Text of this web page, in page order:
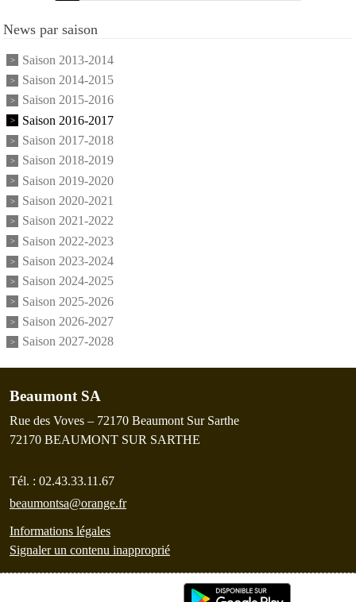
News par saison
Saison 2013-2014
Saison 2014-2015
Saison 2015-2016
Saison 2016-2017
Saison 2017-2018
Saison 2018-2019
Saison 2019-2020
Saison 2020-2021
Saison 2021-2022
Saison 2022-2023
Saison 2023-2024
Saison 2024-2025
Saison 2025-2026
Saison 2026-2027
Saison 2027-2028
Beaumont SA
Rue des Voves – 72170 Beaumont Sur Sarthe
72170 BEAUMONT SUR SARTHE
Tél. : 02.43.33.11.67
beaumontsa@orange.fr
Informations légales
Signaler un contenu inapproprié